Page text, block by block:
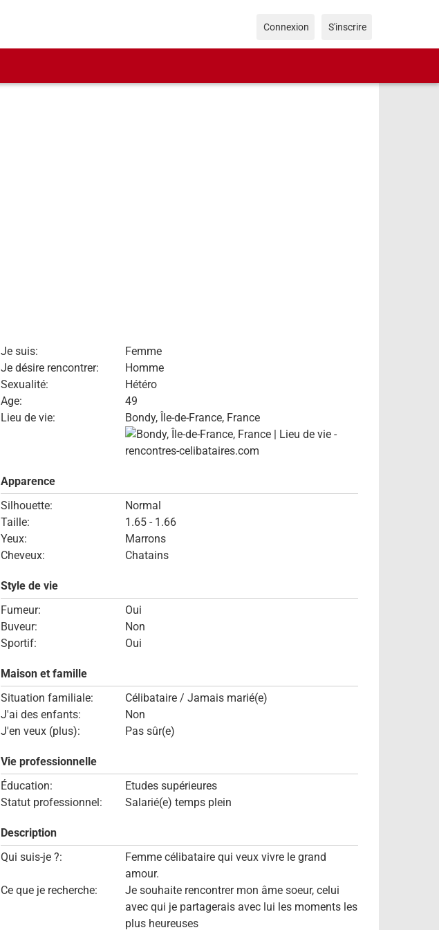
Connexion S'inscrire
Je suis:
Femme
Je désire rencontrer:
Homme
Sexualité:
Hétéro
Age:
49
Lieu de vie:
Bondy, Île-de-France, France
Apparence
Silhouette:
Normal
Taille:
1.65 - 1.66
Yeux:
Marrons
Cheveux:
Chatains
Style de vie
Fumeur:
Oui
Buveur:
Non
Sportif:
Oui
Maison et famille
Situation familiale:
Célibataire / Jamais marié(e)
J'ai des enfants:
Non
J'en veux (plus):
Pas sûr(e)
Vie professionnelle
Éducation:
Etudes supérieures
Statut professionnel:
Salarié(e) temps plein
Description
Qui suis-je ?:
Femme célibataire qui veux vivre le grand
amour.
Ce que je recherche:
Je souhaite rencontrer mon âme soeur, celui
avec qui je partagerais avec lui les moments les
plus heureuses